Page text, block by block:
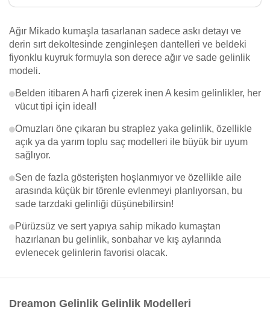
Ağır Mikado kumaşla tasarlanan sadece askı detayı ve
derin sırt dekoltesinde zenginleşen dantelleri ve beldeki
fiyonklu kuyruk formuyla son derece ağır ve sade gelinlik
modeli.
Belden itibaren A harfi çizerek inen A kesim gelinlikler, her
vücut tipi için ideal!
Omuzları öne çıkaran bu straplez yaka gelinlik, özellikle
açık ya da yarım toplu saç modelleri ile büyük bir uyum
sağlıyor.
Sen de fazla gösterişten hoşlanmıyor ve özellikle aile
arasında küçük bir törenle evlenmeyi planlıyorsan, bu
sade tarzdaki gelinliği düşünebilirsin!
Pürüzsüz ve sert yapıya sahip mikado kumaştan
hazırlanan bu gelinlik, sonbahar ve kış aylarında
evlenecek gelinlerin favorisi olacak.
Dreamon Gelinlik Gelinlik Modelleri